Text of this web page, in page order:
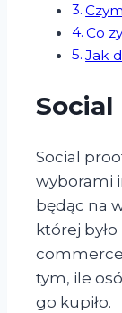
Co
Jak
Social
wyborami
będąc na
której
tym, ile
go kupiło.